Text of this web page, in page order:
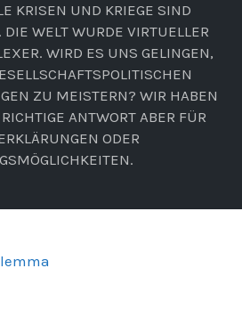
KRISEN UND KRIEGE SIND
DIE WELT WURDE VIRTUELLER
WIRD ES UNS GELINGEN,
H
ZU MEISTERN? WIR HABEN N
ANTWORT ABER FÜR V
ODER L